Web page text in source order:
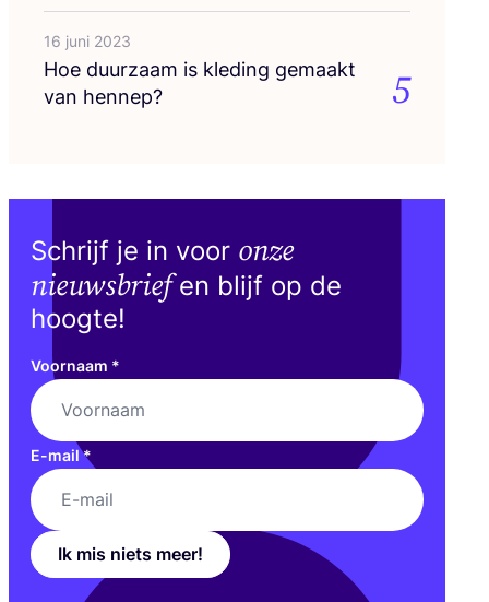
16 juni 2023
Hoe duur­zaam is kle­ding gemaakt
van hennep?
5
Schrijf je in voor onze
nieuwsbriefen blijf op de
hoogte!
Voornaam *
E-mail*
Ik mis niets meer!